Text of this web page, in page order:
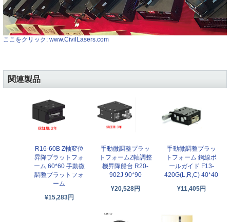
ここをクリック: www.CivilLasers.com
関連製品
R16-60B Z軸変位
昇降プラットフォ
ーム 60*60 手動微
調整プラットフォ
ーム
¥15,283円
手動微調整プラッ
トフォームZ軸調整
機昇降船台 R20-
902J 90*90
¥20,528円
手動微調整プラッ
トフォーム 鋼線ボ
ールガイド F13-
420G(L,R,C) 40*40
¥11,405円